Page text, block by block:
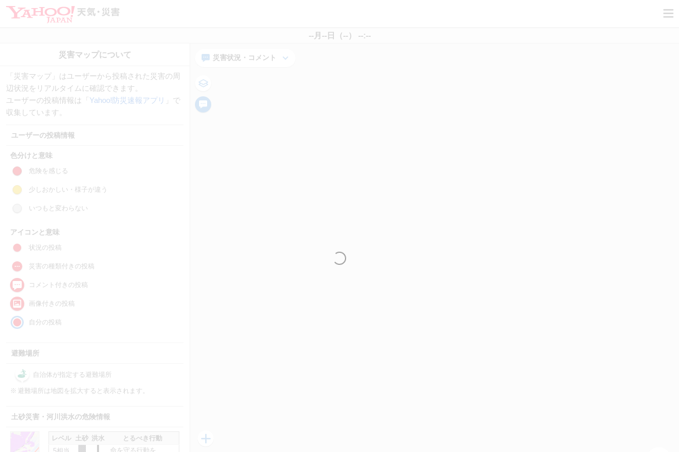
--月--日（--） --:--
災害状況・コメント
「災害マップ」はユーザーから投稿された災害の周
辺状況をリアルタイムに確認できます。
ユーザーの投稿情報は「 Yahoo!防災速報アプリ
」で
収集しています。
ユーザーの投稿情報
色分けと意味
危険を感じる
少しおかしい・様子が違う
いつもと変わらない
アイコンと意味
状況の投稿
災害の種類付きの投稿
コメント付きの投稿
画像付きの投稿
自分の投稿
避難場所
自治体が指定する避難場所
※ 避難場所は地図を拡大すると表示されます。
土砂災害・河川洪水の危険情報
レベル 土砂 洪水
とるべき行動
命を守る行動を